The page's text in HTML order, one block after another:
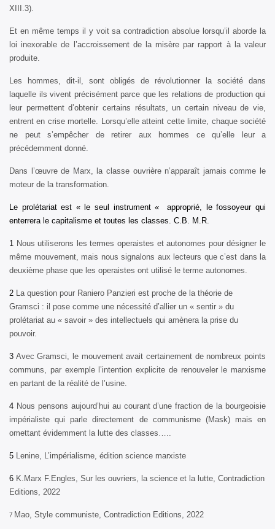
XIII.3).
Et en même temps il y voit sa contradiction absolue lorsqu’il aborde la
loi inexorable de l’accroissement de la misère par rapport à la valeur
produite.
Les hommes, dit-il, sont obligés de révolutionner la société dans
laquelle ils vivent précisément parce que les relations de production qui
leur permettent d’obtenir certains résultats, un certain niveau de vie,
entrent en crise mortelle. Lorsqu’elle atteint cette limite, chaque société
ne peut s’empêcher de retirer aux hommes ce qu’elle leur a
précédemment donné.
Dans l’œuvre de Marx, la classe ouvrière n’apparaît jamais comme le
moteur de la transformation.
Le prolétariat est « le seul instrument « approprié, le fossoyeur qui
enterrera le capitalisme et toutes les classes. C.B. M.R.
1 Nous utiliserons les termes operaistes et autonomes pour désigner le
même mouvement, mais nous signalons aux lecteurs que c’est dans la
deuxième phase que les operaistes ont utilisé le terme autonomes.
2 La question pour Raniero Panzieri est proche de la théorie de
Gramsci : il pose comme une nécessité d’allier un « sentir » du
prolétariat au « savoir » des intellectuels qui amènera la prise du
pouvoir.
3 Avec Gramsci, le mouvement avait certainement de nombreux points
communs, par exemple l’intention explicite de renouveler le marxisme
en partant de la réalité de l’usine.
4 Nous pensons aujourd’hui au courant d’une fraction de la bourgeoisie
impérialiste qui parle directement de communisme (Mask) mais en
omettant évidemment la lutte des classes…..
5 Lenine, L’impérialisme, édition science marxiste
6 K.Marx F.Engles, Sur les ouvriers, la science et la lutte, Contradiction
Editions, 2022
7 Mao, Style communiste, Contradiction Editions, 2022